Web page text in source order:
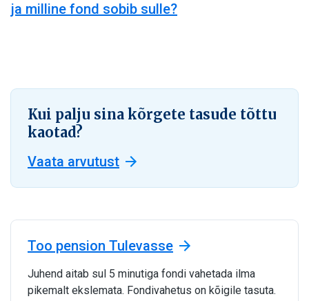
ja milline fond sobib sulle?
Kui palju sina kõrgete tasude tõttu
kaotad?
Vaata arvutust
Too pension Tulevasse
Juhend aitab sul 5 minutiga fondi vahetada ilma
pikemalt ekslemata. Fondivahetus on kõigile tasuta.